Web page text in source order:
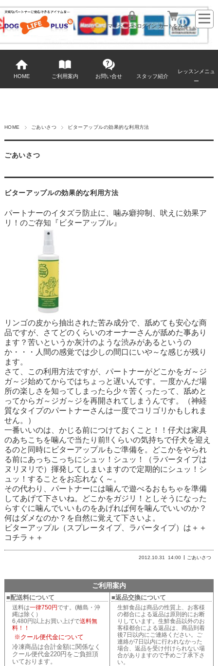
マイページへログイン カートをみる
HOME ご利用案内 お問い合せ スタッフ紹介
レッスンメニュ
ー
HOME ごあいさつ ビターアップルの効果的な利用方法
ごあいさつ
ビターアップルの効果的な利用方法
パートナーのイタズラ防止に、噛み癖抑制、吠えに効果ア
リ！のご存知『ビターアップル』
リンゴの皮から抽出された苦み成分で、舐めても安心な商
品ですが、さてどのくらいのオーナーさんが舐めた事あり
ます？苦いというか灰汁のような渋みがあるというの
か・・・人間の感覚では少しの間口にいや～な感じが残り
ます。
さて、この利用方法ですが、パートナーがどこかをガ～ジ
ガ～ジ始めてからではちょっと遅いんです。一度かんだ場
所の楽しさを知ってしまったら少々苦くったって、舐めと
ってからガ～ジガ～ジを再開されてしまうんです。（神経
質なタイプのパートナーさんは一度でコリゴリかもしれま
せん。）
一番いいのは、かじる前につけておくこと！！仔犬は家具
のあちこちを噛んで当たり前!!くらいの気持ちで仔犬を迎え
るのと同時にビターアップルもご準備を。どこかをやられ
る前にあっちこっちにシュッ！シュッ！（ラバータイプは
ヌリヌリで）揮発してしまいますので定期的にシュッ！シ
ュッ！することをお忘れなく～。
その代わり、パートナーには噛んで遊べるおもちゃを準備
してあげて下さいね。どこかをガジリ！としそうになった
らすぐに噛んでいいものをあげれば何を噛んでいいのか？
何はダメなのか？を自然に覚えて下さいよ。
ビターアップル（スプレータイプ、ラバータイプ）は＋＋
コチラ＋＋
2012.10.31 14:00 ごあいさつ
ご利用案内
■配送料について
送料は一律750円です。(離島・沖
縄は除く）
6,480円以上お買い上げで送料無
料！！
※クール便代金について
冷凍商品は合計金額に関係なく
クール便代金220円をご負担頂
いております。
■返品交換について
生鮮食品は商品の性質上、お客様
の都合による返品は原則的にお断
りしています。生鮮食品以外のお
客様都合による返品は、商品到着
後7日以内にご連絡ください。ご
連絡が7日以内に行われなかった
場合、返品を受け付けられない場
合がありますので予めご了承下さ
い。